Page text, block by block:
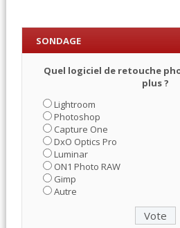
SONDAGE
Quel logiciel de retouche
plus ?
Lightroom
Photoshop
Capture One
DxO Optics Pro
Luminar
ON1 Photo RAW
Gimp
Autre